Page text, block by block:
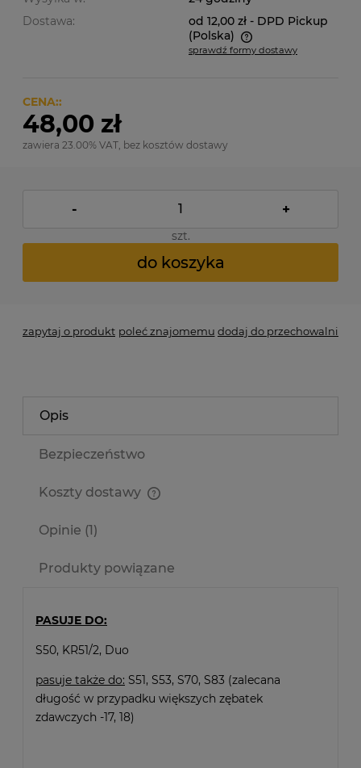
Dostawa:
od 12,00 zł - DPD Pickup
(Polska)
Cena nie zawiera ewentualnych kosztów płatności
sprawdź formy dostawy
CENA::
48,00 zł
zawiera 23.00% VAT, bez kosztów dostawy
- +
szt.
do koszyka
zapytaj o produkt poleć znajomemu dodaj do przechowalni
Opis
Bezpieczeństwo
Koszty dostawy
Opinie (1)
Produkty powiązane
PASUJE DO:
S50, KR51/2, Duo
pasuje także do: S51, S53, S70, S83 (zalecana
długość w przypadku większych zębatek
zdawczych -17, 18)